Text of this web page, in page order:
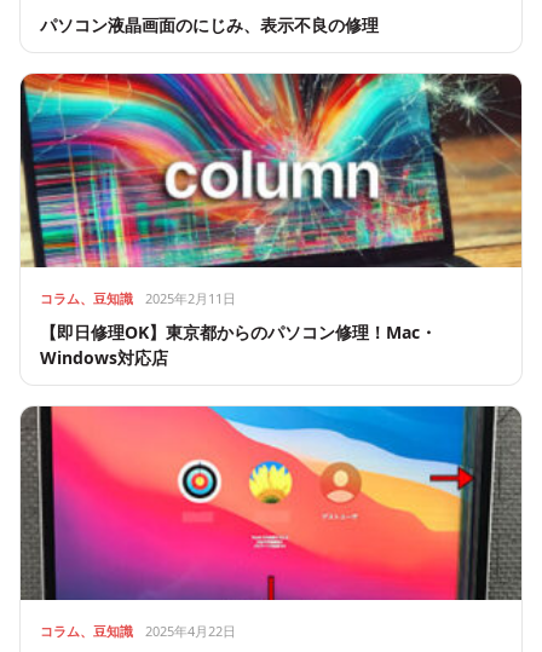
パソコン液晶画面のにじみ、表示不良の修理
コラム、豆知識 2025年2月11日
【即日修理OK】東京都からのパソコン修理！Mac・
Windows対応店
コラム、豆知識 2025年4月22日